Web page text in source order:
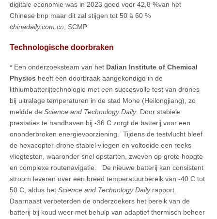
digitale economie was in 2023 goed voor 42,8 %van het
Chinese bnp maar dit zal stijgen tot 50 à 60 %
chinadaily.com.cn, SCMP
Technologische doorbraken
* Een onderzoeksteam van het Dalian Institute of Chemical
Physics heeft een doorbraak aangekondigd in de
lithiumbatterijtechnologie met een succesvolle test van drones
bij ultralage temperaturen in de stad Mohe (Heilongjiang), zo
meldde de Science and Technology Daily. Door stabiele
prestaties te handhaven bij -36 C zorgt de batterij voor een
ononderbroken energievoorziening. Tijdens de testvlucht bleef
de hexacopter-drone stabiel vliegen en voltooide een reeks
vliegtesten, waaronder snel opstarten, zweven op grote hoogte
en complexe routenavigatie. De nieuwe batterij kan consistent
stroom leveren over een breed temperatuurbereik van -40 C tot
50 C, aldus het Science and Technology Dailyrapport.
Daarnaast verbeterden de onderzoekers het bereik van de
batterij bij koud weer met behulp van adaptief thermisch beheer